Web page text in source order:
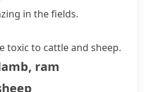
in the fields.
toxic to cattle and sheep.
, ram